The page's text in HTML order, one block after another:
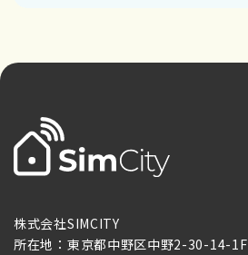
株式会社SIMCITY
所在地：東京都中野区中野2-30-14-1F